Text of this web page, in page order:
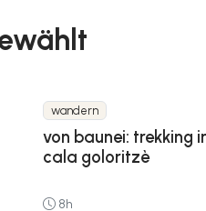
wandern
von baunei: trekking
cala goloritzè
8h